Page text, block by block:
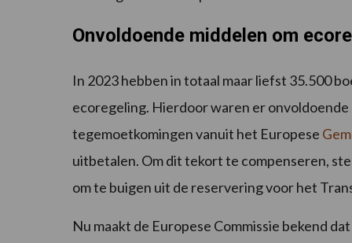
Onvoldoende middelen om
In 2023 hebben in totaal maar liefst 35.500
ecoregeling. Hierdoor waren er
tegemoetkomingen vanuit het Europese
uitbetalen. Om dit tekort te compenseren,
om te buigen uit de reservering voor het
Nu maakt de Europese Commissie bekend